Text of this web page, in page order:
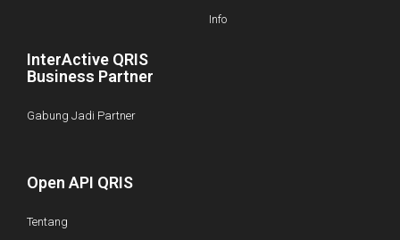
InterActive QRIS
Business Partner
Gabung Jadi Partner
Info
Open API QRIS
Tentang